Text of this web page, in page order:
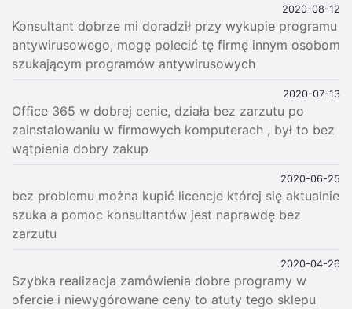
2020-08-12
Konsultant dobrze mi doradził przy wykupie programu
antywirusowego, mogę polecić tę firmę innym osobom
szukającym programów antywirusowych
2020-07-13
Office 365 w dobrej cenie, działa bez zarzutu po
zainstalowaniu w firmowych komputerach , był to bez
wątpienia dobry zakup
2020-06-25
bez problemu można kupić licencje której się aktualnie
szuka a pomoc konsultantów jest naprawdę bez
zarzutu
2020-04-26
Szybka realizacja zamówienia dobre programy w
ofercie i niewygórowane ceny to atuty tego sklepu